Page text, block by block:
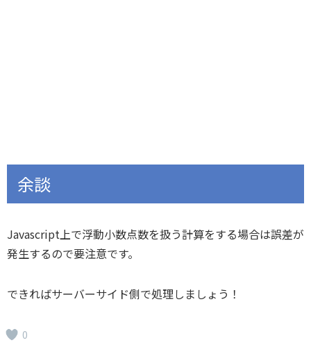
余談
Javascript上で浮動小数点数を扱う計算をする場合は誤差が
発生するので要注意です。
できればサーバーサイド側で処理しましょう！
0